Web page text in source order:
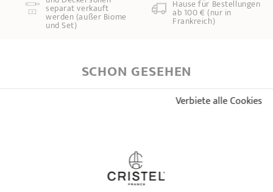
separat verkauft
werden (außer Biome
und Set)
Hause für Bestellungen
ab 100 € (nur in
Frankreich)
SCHON GESEHEN
Verbiete alle Cookies